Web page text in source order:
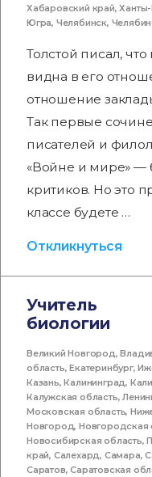
Хабаровский край,
Югра, Челябинск,
Толстой писал,
видна в его
отношение
Так первые
писателей и
«Войне и мире» —
критиков. Но это
классе будете …
Откликнуться
Учитель
биологии
Великий Новгород,
область,Екатеринбург,
Казань,Калининград,
Калужская область,
Московская область,
Новгород,Новгородская
Новосибирская область,
край, Салехард, Самара,
Саратов,Саратовская